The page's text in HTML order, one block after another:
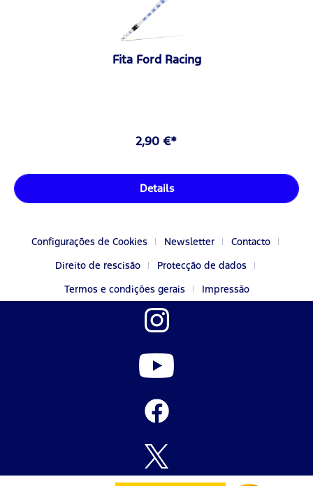
Fita Ford Racing
2,90 €*
Details
Configurações de Cookies Newsletter
Contacto
Direito de rescisão
Protecção de dados
Termos e condições gerais
Impressão